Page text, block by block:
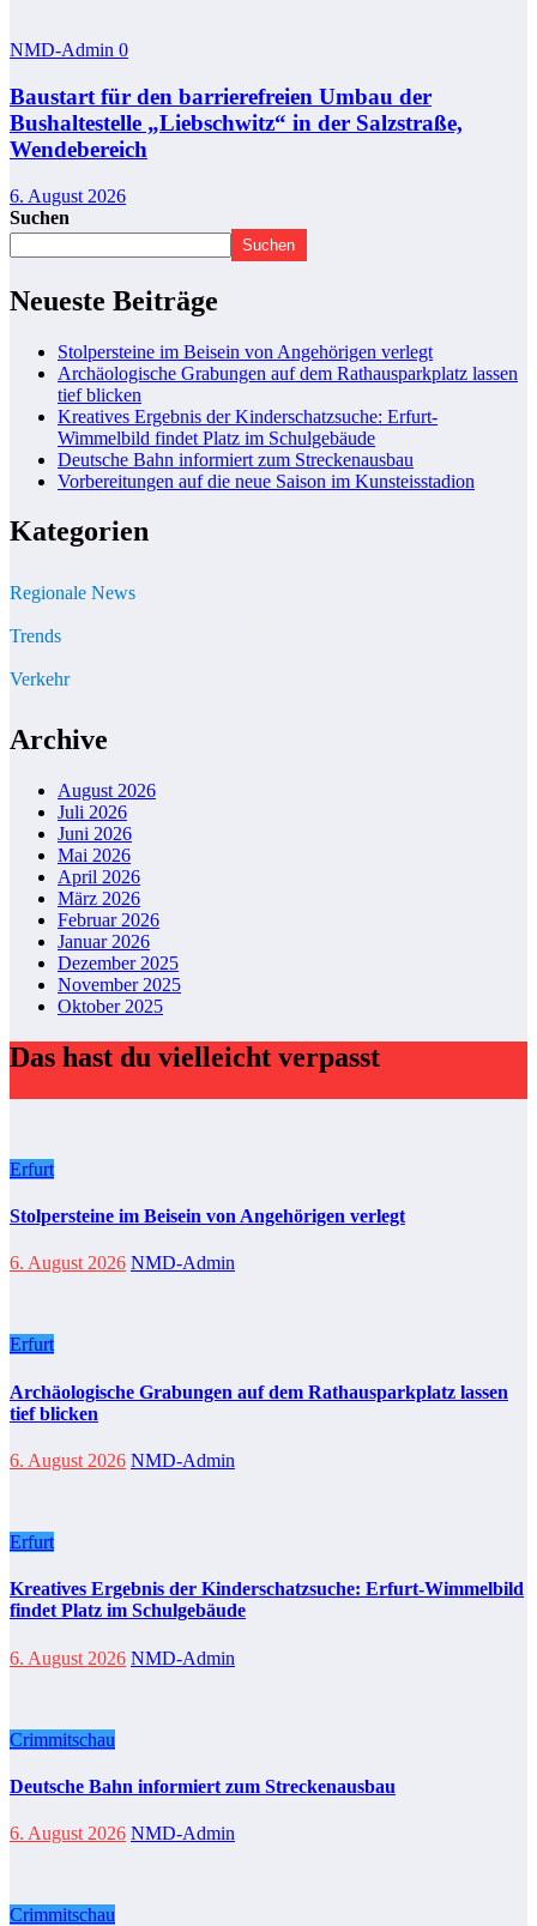
NMD-Admin 0
Baustart für den barrierefreien Umbau der
Bushaltestelle „Liebschwitz“ in der Salzstraße,
Wendebereich
6. August 2026
Suchen
Suchen
Neueste Beiträge
Stolpersteine im Beisein von Angehörigen verlegt
Archäologische Grabungen auf dem Rathausparkplatz lassen
tief blicken
Kreatives Ergebnis der Kinderschatzsuche: Erfurt-
Wimmelbild findet Platz im Schulgebäude
Deutsche Bahn informiert zum Streckenausbau
Vorbereitungen auf die neue Saison im Kunsteisstadion
Kategorien
Regionale News
Trends
Verkehr
Archive
August 2026
Juli 2026
Juni 2026
Mai 2026
April 2026
März 2026
Februar 2026
Januar 2026
Dezember 2025
November 2025
Oktober 2025
Das hast du vielleicht verpasst
Erfurt
Stolpersteine im Beisein von Angehörigen verlegt
6. August 2026 NMD-Admin
Erfurt
Archäologische Grabungen auf dem Rathausparkplatz lassen
tief blicken
6. August 2026 NMD-Admin
Erfurt
Kreatives Ergebnis der Kinderschatzsuche: Erfurt-Wimmelbild
findet Platz im Schulgebäude
6. August 2026 NMD-Admin
Crimmitschau
Deutsche Bahn informiert zum Streckenausbau
6. August 2026 NMD-Admin
Crimmitschau